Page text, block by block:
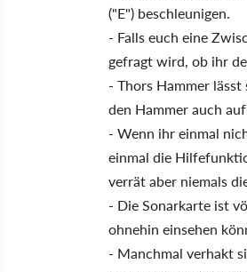
("E") beschleunigen.
- Falls euch eine
gefragt wird, ob ihr
- Thors Hammer
den Hammer auch
- Wenn ihr einmal
einmal die
verrät aber niemals
- Die Sonarkarte ist
ohnehin einsehen
- Manchmal verhakt